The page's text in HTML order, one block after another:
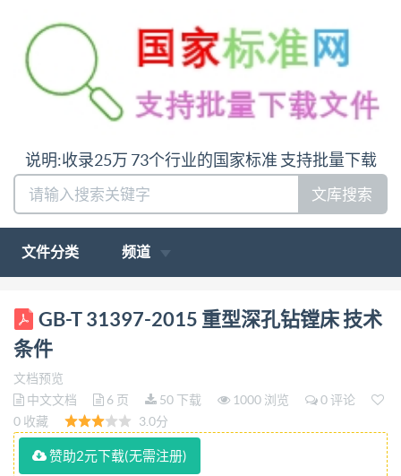
说明:收录25万 73个行业的国家标准 支持批量下载
文库搜索
文件分类 频道
ICS 25.080.20 J 54 GB 中华人民共和国国家标准
GB/T31397—2015 重型深孔钻镗床 技术条件 Heavy
duty deephole drilling and boring
machinesSpecifications 2015-05-15发布 2015-09-01
实施 中华人民共和国国家质量监督检验检疫总局 发
布 中国国家标准化管理委员会 GB/T 31397—2015 前
言 本标准按照GB/T1.1一2009给出的规则起草。 本
GB-T 31397-2015 重型深孔钻镗床 技术
条件
文档预览
中文文档
6 页 50 下载 1000 浏览
0 评论
0 收藏
3.0分
赞助2元下载(无需注册)